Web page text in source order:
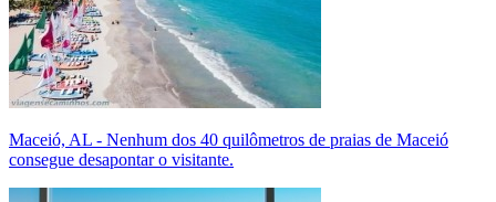
Maceió, AL - Nenhum dos 40 quilômetros de praias de Maceió
consegue desapontar o visitante.